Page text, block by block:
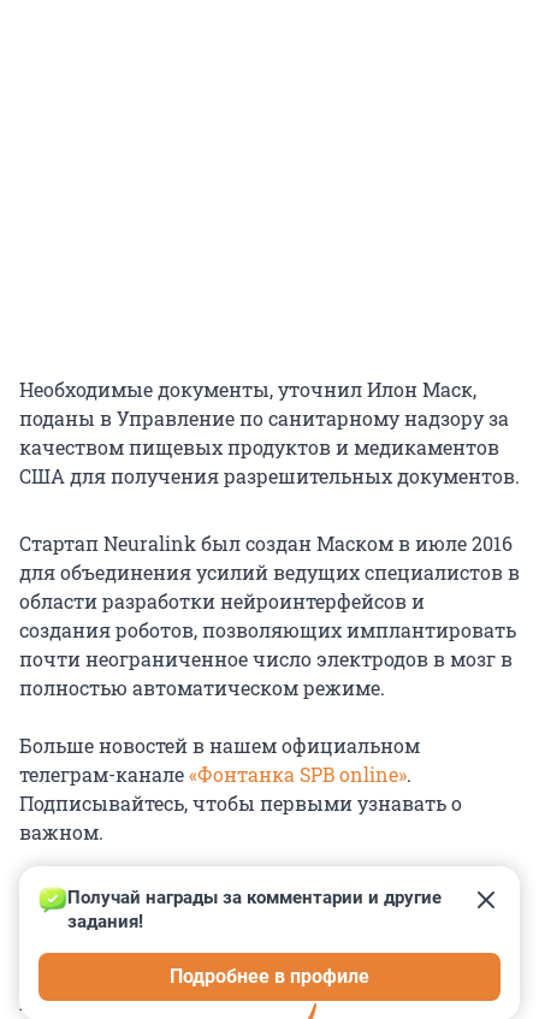
Необходимые документы, уточнил Илон Маск,
поданы в Управление по санитарному надзору за
качеством пищевых продуктов и медикаментов
США для получения разрешительных документов.
Стартап Neuralink был создан Маском в июле 2016
для объединения усилий ведущих специалистов в
области разработки нейроинтерфейсов и
создания роботов, позволяющих имплантировать
почти неограниченное число электродов в мозг в
полностью автоматическом режиме.
Больше новостей в нашем официальном
телеграм-канале«Фонтанка SPB online».
Подписывайтесь, чтобы первыми узнавать о
важном.
КОММЕНТАРИИ 9
Получай награды за комментарии и другие
задания!
Подробнее в профиле